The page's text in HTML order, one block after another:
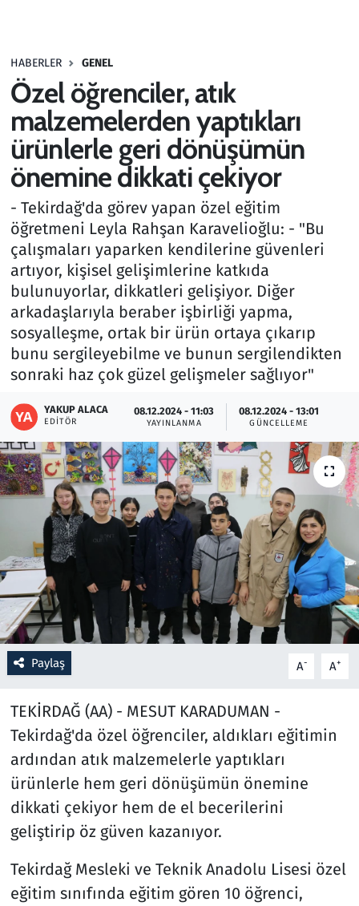
HABERLER GENEL
Özel öğrenciler, atık
malzemelerden yaptıkları
ürünlerle geri dönüşümün
önemine dikkati çekiyor
- Tekirdağ'da görev yapan özel eğitim
öğretmeni Leyla Rahşan Karavelioğlu: - "Bu
çalışmaları yaparken kendilerine güvenleri
artıyor, kişisel gelişimlerine katkıda
bulunuyorlar, dikkatleri gelişiyor. Diğer
arkadaşlarıyla beraber işbirliği yapma,
sosyalleşme, ortak bir ürün ortaya çıkarıp
bunu sergileyebilme ve bunun sergilendikten
sonraki haz çok güzel gelişmeler sağlıyor"
YAKUP ALACA
EDITÖR
08.12.2024 - 11:03
YAYINLANMA
08.12.2024 - 13:01
GÜNCELLEME
Paylaş A- A+
TEKİRDAĞ (AA) - MESUT KARADUMAN -
Tekirdağ'da özel öğrenciler, aldıkları eğitimin
ardından atık malzemelerle yaptıkları
ürünlerle hem geri dönüşümün önemine
dikkati çekiyor hem de el becerilerini
geliştirip öz güven kazanıyor.
Tekirdağ Mesleki ve Teknik Anadolu Lisesi özel
eğitim sınıfında eğitim gören 10 öğrenci,
Haber
Kültür Sanat
Kurumsal Haberler
Lezzet Durağı
Memur ve Kamu
Otomobil
Oyun
Ramazan
Sağlık
Savunma Sanayi
Seçim 2023
Spor
Teknoloji ve Bilim